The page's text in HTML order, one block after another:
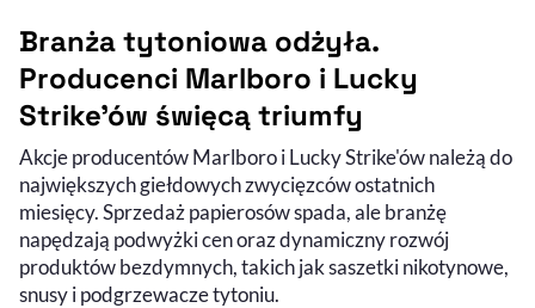
Branża tytoniowa odżyła.
Producenci Marlboro i Lucky
Strike’ów święcą triumfy
Akcje producentów Marlboro i Lucky Strike'ów należą do
największych giełdowych zwycięzców ostatnich
miesięcy. Sprzedaż papierosów spada, ale branżę
napędzają podwyżki cen oraz dynamiczny rozwój
produktów bezdymnych, takich jak saszetki nikotynowe,
snusy i podgrzewacze tytoniu.